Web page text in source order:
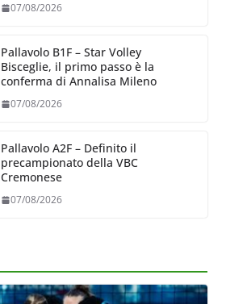
07/08/2026
Pallavolo B1F – Star Volley
Bisceglie, il primo passo è la
conferma di Annalisa Mileno
07/08/2026
Pallavolo A2F – Definito il
precampionato della VBC
Cremonese
07/08/2026